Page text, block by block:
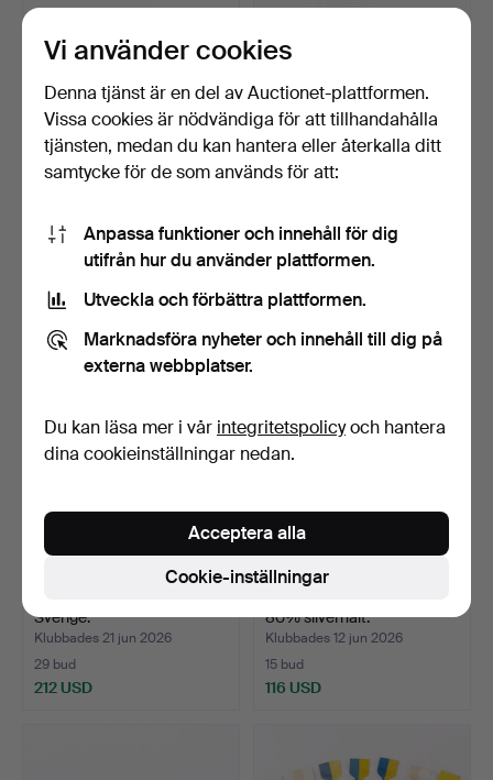
MYNT, 16 st, silver, Sverige.
Klubbades 22 jun 2026
21 bud
MYNT, större parti,
mestadels Sverige.
Klubbades 22 jun 2026
13 bud
Sverige.
Klubbades 21 jun 2026
29 bud
212 USD
80% silverhalt.
Klubbades 12 jun 2026
15 bud
116 USD
Vi använder cookies
Denna tjänst är en del av Auctionet-plattformen.
Vissa cookies är nödvändiga för att tillhandahålla
tjänsten, medan du kan hantera eller återkalla ditt
samtycke för de som används för att:
Anpassa funktioner och innehåll för dig
utifrån hur du använder plattformen.
Utveckla och förbättra plattformen.
Marknadsföra nyheter och innehåll till dig på
externa webbplatser.
Du kan läsa mer i vår integritetspolicyoch hantera
dina cookieinställningar nedan.
Cookie-inställningar
Acceptera alla